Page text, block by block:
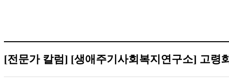
[전문가 칼럼] [생애주기사회복지연구소] 고령